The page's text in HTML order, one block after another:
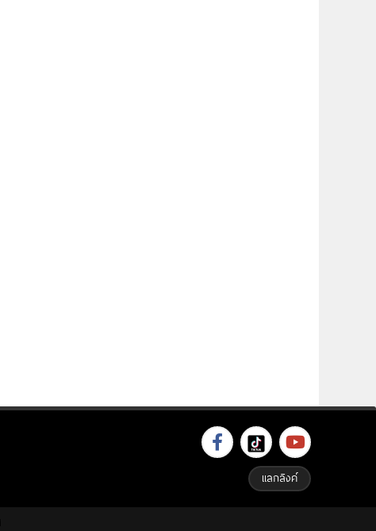
แลกลิงค์